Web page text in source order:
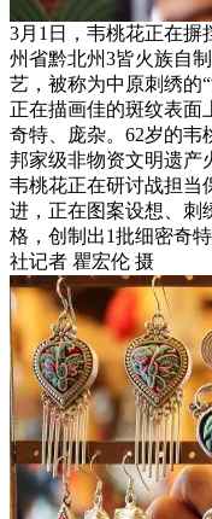
3月1日，韦桃花正在摒
州省黔北州3皆火族自
艺，被称为中原刺绣的
正在描画佳的斑纹表面
奇特、庞杂。62岁的韦
邦家级非物资文明遗产
韦桃花正在研讨战担当
进，正在图案设想、刺
格，创制出1批细密奇
社记者 瞿宏伦 摄